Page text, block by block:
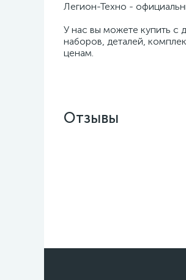
Легион-Техно -
У нас вы можете купить с
наборов, деталей,
ценам.
Отзывы